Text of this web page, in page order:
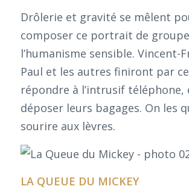
Drôlerie et gravité se mêlent
composer ce portrait de
l’humanisme sensible. Vincent-
Paul et les autres finiront par
répondre à l’intrusif téléphone,
déposer leurs bagages. On les
sourire aux lèvres.
LA QUEUE DU MICKEY